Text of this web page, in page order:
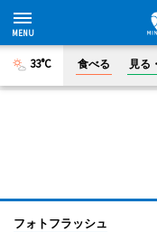
33°C 食べる 見る
フォトフラッシュ